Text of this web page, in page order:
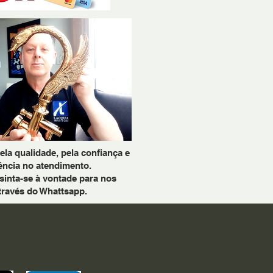
qualidade, pela confiança e
no atendimento.
se à vontade para nos
do Whattsapp.